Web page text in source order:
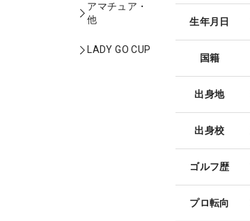
アマチュア・
他
LADY GO CUP
生年月日
国籍
出身地
出身校
ゴルフ歴
プロ転向